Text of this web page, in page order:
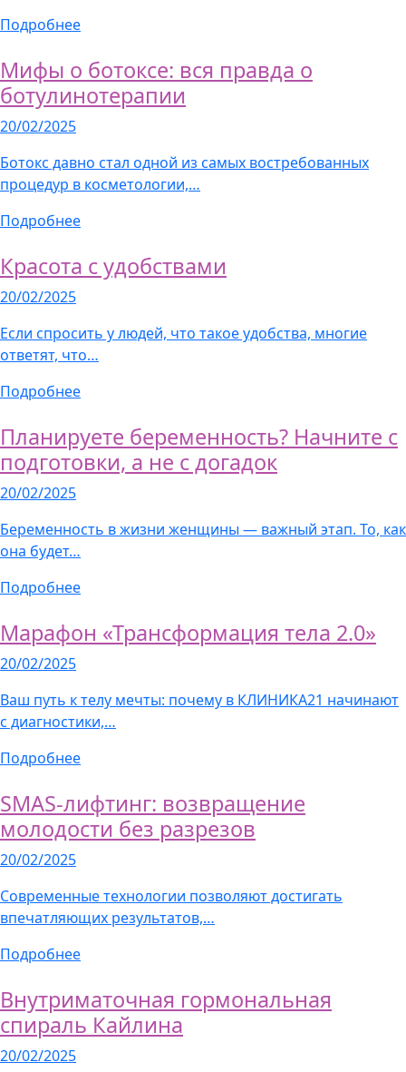
Подробнее
Мифы о ботоксе: вся правда о
ботулинотерапии
20/02/2025
Ботокс давно стал одной из самых востребованных
процедур в косметологии,…
Подробнее
Красота с удобствами
20/02/2025
Если спросить у людей, что такое удобства, многие
ответят, что…
Подробнее
Планируете беременность? Начните с
подготовки, а не с догадок
20/02/2025
Беременность в жизни женщины — важный этап. То, как
она будет…
Подробнее
Марафон «Трансформация тела 2.0»
20/02/2025
Ваш путь к телу мечты: почему в КЛИНИКА21 начинают
с диагностики,…
Подробнее
SMAS-лифтинг: возвращение
молодости без разрезов
20/02/2025
Современные технологии позволяют достигать
впечатляющих результатов,…
Подробнее
Внутриматочная гормональная
спираль Кайлина
20/02/2025